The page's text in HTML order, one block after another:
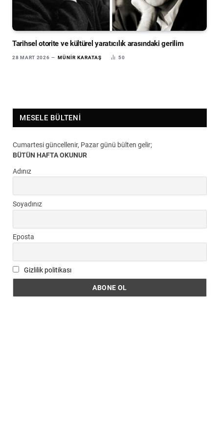
Tarihsel otorite ve kültürel yaratıcılık arasındaki gerilim
28 MART 2026 MÜNIR KARATAŞ 50
MESELE BÜLTENI
Cumartesi güncellenir, Pazar günü bülten gelir;
BÜTÜN HAFTA OKUNUR
Adınız
Soyadınız
Eposta
Gizlilik politikası